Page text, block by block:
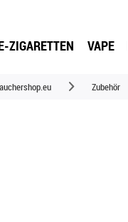
ZIGARETTEN VAPE
Zubehör